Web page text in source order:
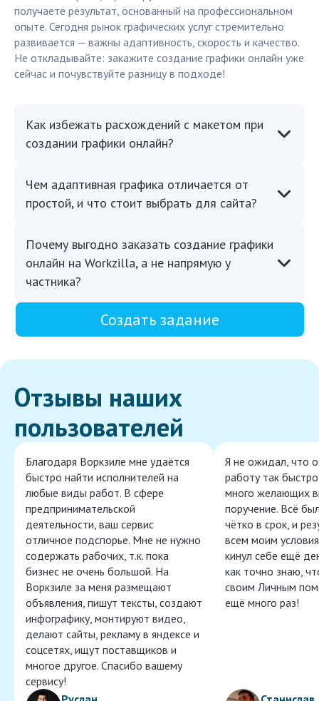
получаете результат, основанный на профессиональном
опыте. Сегодня рынок графических услуг стремительно
развивается — важны адаптивность, скорость и качество.
Не откладывайте: закажите создание графики онлайн уже
сейчас и почувствуйте разницу в подходе!
Как избежать расхождений с макетом при
создании графики онлайн?
Чем адаптивная графика отличается от
простой, и что стоит выбрать для сайта?
Почему выгодно заказать создание графики
онлайн на Workzilla, а не напрямую у
частника?
Создать задание
Отзывы наших
пользователей
Благодаря Воркзиле мне удаётся
быстро найти исполнителей на
любые виды работ. В сфере
предпринимательской
деятельности, ваш сервис
отличное подспорье. Мне не нужно
содержать рабочих, т.к. пока
бизнес не очень большой. На
Воркзиле за меня размещают
объявления, пишут тексты, создают
инфографику, монтируют видео,
делают сайты, рекламу в яндексе и
соцсетях, ищут поставщиков и
многое другое. Спасибо вашему
сервису!
Я не ожидал, что
работу так
много желающих
поручение. Всё
чётко в срок, и
всем моим
кинул себе ещё
как точно знаю,
своим Личным
ещё много раз!